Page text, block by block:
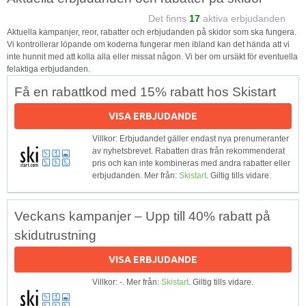
Det finns 17 aktiva erbjudanden
Aktuella kampanjer, reor, rabatter och erbjudanden på skidor som ska fungera.
Vi kontrollerar löpande om koderna fungerar men ibland kan det hända att vi
inte hunnit med att kolla alla eller missat någon. Vi ber om ursäkt för eventuella
felaktiga erbjudanden.
Få en rabattkod med 15% rabatt hos Skistart
VISA ERBJUDANDE
Villkor: Erbjudandet gäller endast nya prenumeranter
av nyhetsbrevet. Rabatten dras från rekommenderat
pris och kan inte kombineras med andra rabatter eller
erbjudanden. Mer från: Skistart. Giltig tills vidare.
Veckans kampanjer – Upp till 40% rabatt på
skidutrustning
VISA ERBJUDANDE
Villkor: -. Mer från: Skistart. Giltig tills vidare.